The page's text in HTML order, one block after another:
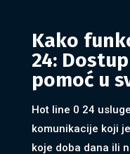
Kako
24:
pomoć u
Hot line 0 24
komunikacije koji
koje doba dana ili